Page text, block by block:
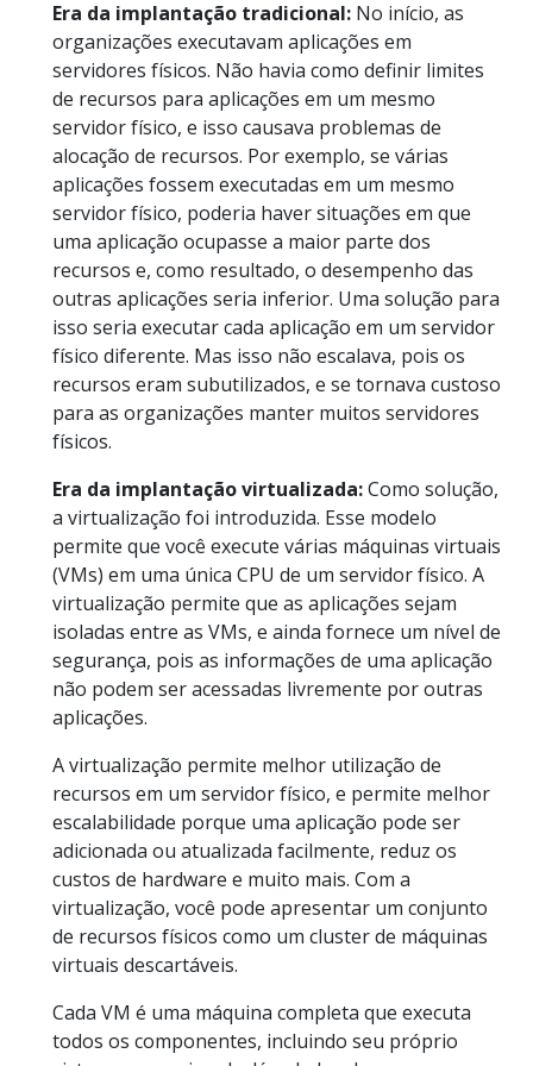
Era da implantação tradicional: No início, as
organizações executavam aplicações em
servidores físicos. Não havia como definir limites
de recursos para aplicações em um mesmo
servidor físico, e isso causava problemas de
alocação de recursos. Por exemplo, se várias
aplicações fossem executadas em um mesmo
servidor físico, poderia haver situações em que
uma aplicação ocupasse a maior parte dos
recursos e, como resultado, o desempenho das
outras aplicações seria inferior. Uma solução para
isso seria executar cada aplicação em um servidor
físico diferente. Mas isso não escalava, pois os
recursos eram subutilizados, e se tornava custoso
para as organizações manter muitos servidores
físicos.
Era da implantação virtualizada:Como solução,
a virtualização foi introduzida. Esse modelo
permite que você execute várias máquinas virtuais
(VMs) em uma única CPU de um servidor físico. A
virtualização permite que as aplicações sejam
isoladas entre as VMs, e ainda fornece um nível de
segurança, pois as informações de uma aplicação
não podem ser acessadas livremente por outras
aplicações.
A virtualização permite melhor utilização de
recursos em um servidor físico, e permite melhor
escalabilidade porque uma aplicação pode ser
adicionada ou atualizada facilmente, reduz os
custos de hardware e muito mais. Com a
virtualização, você pode apresentar um conjunto
de recursos físicos como um cluster de máquinas
virtuais descartáveis.
Cada VM é uma máquina completa que executa
todos os componentes, incluindo seu próprio